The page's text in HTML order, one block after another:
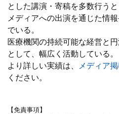
とした講演・寄稿を多数行う
メディアへの出演を通じた情
でいる。
医療機関の持続可能な経営と
として、幅広く活動している。
より詳しい実績は、
メディア
ください。
【免責事項】